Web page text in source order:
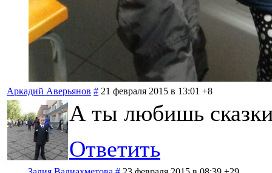
Аркадий Аверьянов # 21 февраля 2015 в 13:01 +8
А ты любишь
Ответить